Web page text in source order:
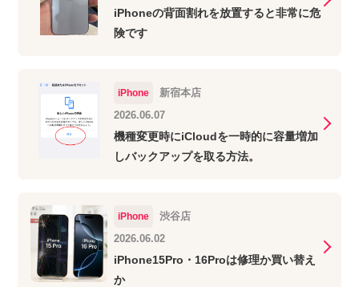
iPhoneの背面割れを放置すると非常に危
険です
iPhone
新宿本店
2026.06.07
機種変更時にiCloudを一時的に容量増加
しバックアップを取る方法。
iPhone
渋谷店
2026.06.02
iPhone15Pro・16Proは修理か買い替え
か